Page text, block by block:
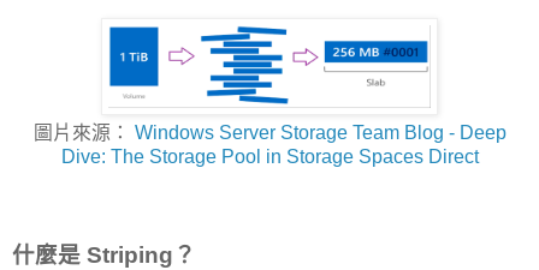
圖片來源： Windows Server Storage Team Blog - Deep
Dive: The Storage Pool in Storage Spaces Direct
什麼是 Striping？